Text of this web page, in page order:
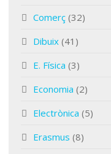
Comerç (32)
Dibuix (41)
E. Física (3)
Economia (2)
Electrònica (5)
Erasmus (8)